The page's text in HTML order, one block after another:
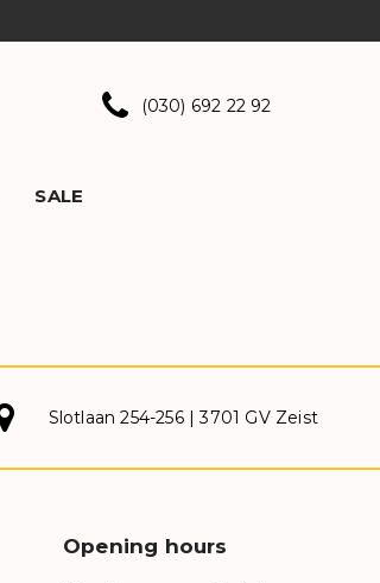
(030) 692 22 92
SALE
Slotlaan 254-256 | 3701 GV Zeist
Opening hours